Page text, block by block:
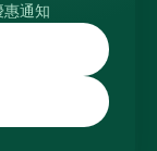
通知